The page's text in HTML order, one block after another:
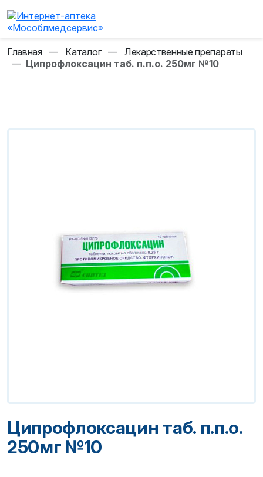
Главная — Каталог — Лекарственные препараты
— Ципрофлоксацин таб. п.п.о. 250мг №10
Ципрофлоксацин таб. п.п.о.
250мг №10